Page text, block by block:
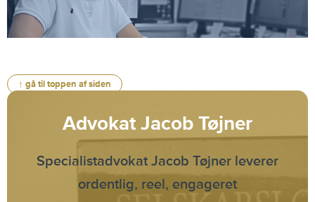
↑ gå til toppen af siden
Advokat Jacob Tøjner
Specialistadvokat Jacob Tøjner leverer
ordentlig, reel, engageret